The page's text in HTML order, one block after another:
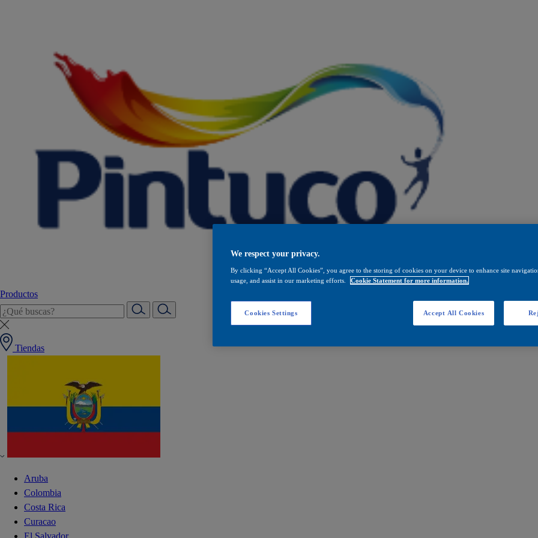
Productos
Tiendas
Aruba
Colombia
Costa Rica
Curacao
El Salvador
We respect your privacy.
By clicking “Accept All Cookies”, you agree to the storing of cookies on your device to enhance site
usage, and assist in our marketing efforts.
Cookie Statement for more information.
Cookies Settings Accept All Cookies